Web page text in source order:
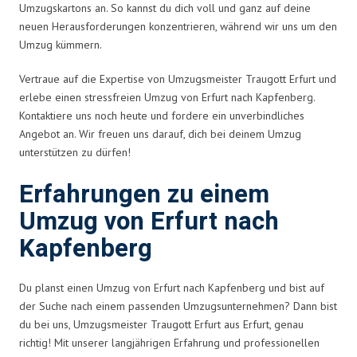
Umzugskartons an. So kannst du dich voll und ganz auf deine
neuen Herausforderungen konzentrieren, während wir uns um den
Umzug kümmern.
Vertraue auf die Expertise von Umzugsmeister Traugott Erfurt und
erlebe einen stressfreien Umzug von Erfurt nach Kapfenberg.
Kontaktiere uns noch heute und fordere ein unverbindliches
Angebot an. Wir freuen uns darauf, dich bei deinem Umzug
unterstützen zu dürfen!
Erfahrungen zu einem
Umzug von Erfurt nach
Kapfenberg
Du planst einen Umzug von Erfurt nach Kapfenberg und bist auf
der Suche nach einem passenden Umzugsunternehmen? Dann bist
du bei uns, Umzugsmeister Traugott Erfurt aus Erfurt, genau
richtig! Mit unserer langjährigen Erfahrung und professionellen